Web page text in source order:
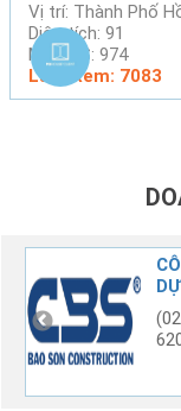
Vị trí: Thành Phố
Diện tích: 91
Mã BĐS: 974
Lượt xem: 7083
(028)